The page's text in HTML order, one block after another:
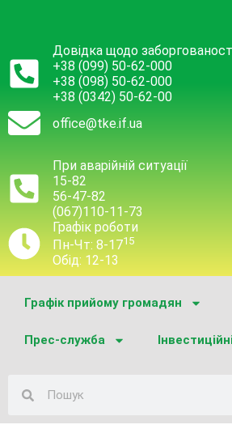
Довідка щодо
+38 (099) 50-62-000
+38 (098) 50-62-000
+38 (0342) 50-62-00
office@tke.if.ua
При аварійній ситуації
15-82
56-47-82
(067)110-11-73
Графік роботи
Пн-Чт: 8-1715
Обід: 12-13
Графік прийому громадян
Прес-служба